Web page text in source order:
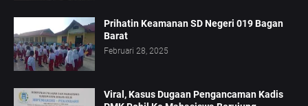
Prihatin Keamanan SD Negeri 019 Bagan
Barat
Februari 28, 2025
Viral, Kasus Dugaan Pengancaman Kadis